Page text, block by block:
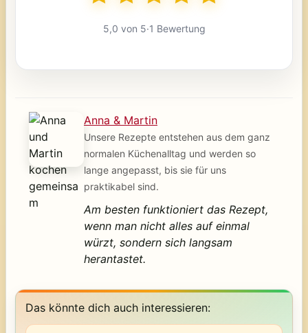
5,0 von 5·1 Bewertung
Anna & Martin
Unsere Rezepte entstehen aus dem ganz
normalen Küchenalltag und werden so
lange angepasst, bis sie für uns
praktikabel sind.
Am besten funktioniert das Rezept,
wenn man nicht alles auf einmal
würzt, sondern sich langsam
herantastet.
Das könnte dich auch interessieren: